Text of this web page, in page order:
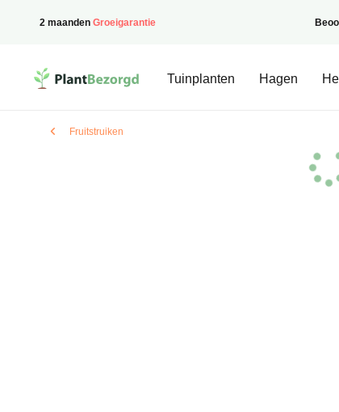
2 maanden Groeigarantie
PlantBezorgd
Tuinplanten Hagen
Fruitstruiken